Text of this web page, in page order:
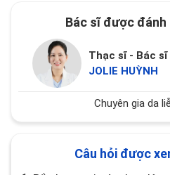
Bác sĩ được đánh
Thạc sĩ - Bác sĩ
JOLIE HUỲNH
Chuyên gia da
Câu hỏi được